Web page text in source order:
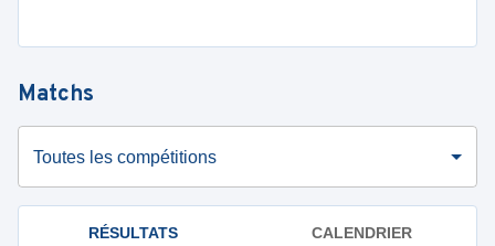
Matchs
Toutes les compétitions
RÉSULTATS CALENDRIER